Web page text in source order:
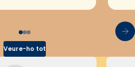
Veure-ho tot